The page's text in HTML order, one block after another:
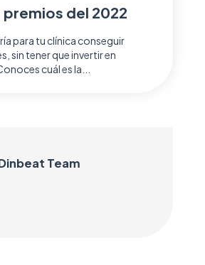
del 2022
para tu clínica conseguir
sin tener que invertir en
cuál es la...
Team